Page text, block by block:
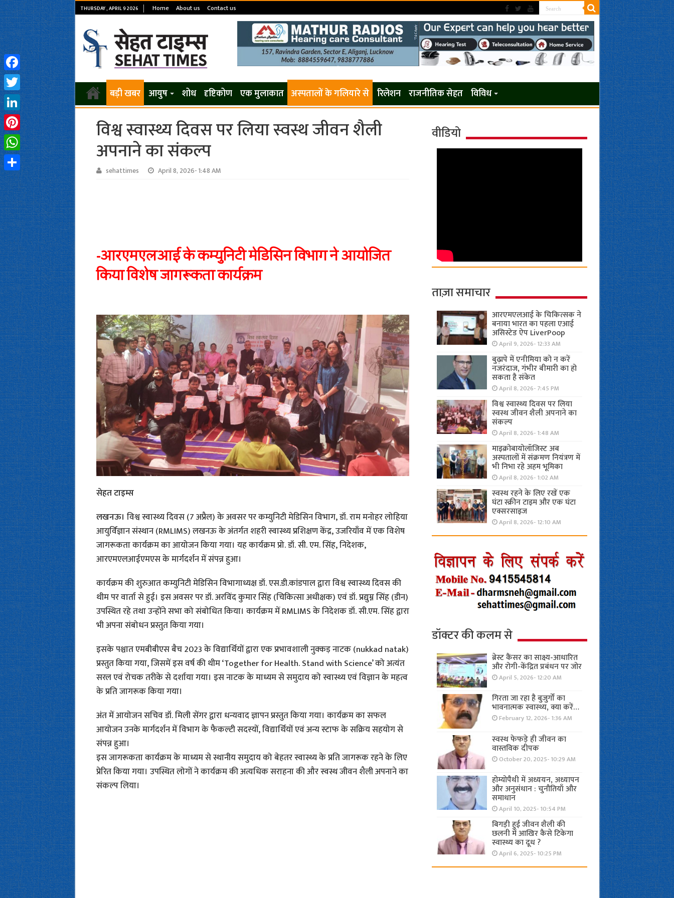
THURSDAY , APRIL 9 2026 Home About us Contact us
बड़ी खबर आयुष शोध दृष्टिकोण एक मुलाकात अस्पतालों के गलियारे से रिलेशन राजनीतिक सेहत विविध
विश्व स्वास्थ्य दिवस पर लिया स्वस्थ जीवन शैली
अपनाने का संकल्प
sehattimes April 8, 2026- 1:48 AM
-आरएमएलआई के कम्युनिटी मेडिसिन विभाग ने आयोजित
किया विशेष जागरूकता कार्यक्रम
सेहत टाइम्स
लखनऊ। विश्व स्वास्थ्य दिवस (7 अप्रैल) के अवसर पर कम्युनिटी मेडिसिन विभाग, डॉ. राम मनोहर लोहिया
आयुर्विज्ञान संस्थान (RMLIMS) लखनऊ के अंतर्गत शहरी स्वास्थ्य प्रशिक्षण केंद्र, उजरियाँव में एक विशेष
जागरूकता कार्यक्रम का आयोजन किया गया। यह कार्यक्रम प्रो. डॉ. सी. एम. सिंह, निदेशक,
आरएमएलआईएमएस के मार्गदर्शन में संपन्न हुआ।
कार्यक्रम की शुरुआत कम्युनिटी मेडिसिन विभागाध्यक्ष डॉ. एस.डी.कांडपाल द्वारा विश्व स्वास्थ्य दिवस की
थीम पर वार्ता से हुई। इस अवसर पर डॉ. अरविंद कुमार सिंह (चिकित्सा अधीक्षक) एवं डॉ. प्रद्युम्न सिंह (डीन)
उपस्थित रहे तथा उन्होंने सभा को संबोधित किया। कार्यक्रम में RMLIMS के निदेशक डॉ. सी.एम. सिंह द्वारा
भी अपना संबोधन प्रस्तुत किया गया।
इसके पश्चात एमबीबीएस बैच 2023 के विद्यार्थियों द्वारा एक प्रभावशाली नुक्कड़ नाटक (nukkad natak)
प्रस्तुत किया गया, जिसमें इस वर्ष की थीम ‘Together for Health. Stand with Science’ को अत्यंत
सरल एवं रोचक तरीके से दर्शाया गया। इस नाटक के माध्यम से समुदाय को स्वास्थ्य एवं विज्ञान के महत्व
के प्रति जागरूक किया गया।
अंत में आयोजन सचिव डॉ. मिली सेंगर द्वारा धन्यवाद ज्ञापन प्रस्तुत किया गया। कार्यक्रम का सफल
आयोजन उनके मार्गदर्शन में विभाग के फैकल्टी सदस्यों, विद्यार्थियों एवं अन्य स्टाफ के सक्रिय सहयोग से
संपन्न हुआ।
इस जागरूकता कार्यक्रम के माध्यम से स्थानीय समुदाय को बेहतर स्वास्थ्य के प्रति जागरूक रहने के लिए
प्रेरित किया गया। उपस्थित लोगों ने कार्यक्रम की अत्यधिक सराहना की और स्वस्थ जीवन शैली अपनाने का
संकल्प लिया।
वीडियो
ताज़ा समाचार
आरएमएलआई के चिकित्सक ने
बनाया भारत का पहला एआई
असिस्टेड ऐप LiverPoop
April 9, 2026- 12:33 AM
बुढ़ापे में एनीमिया को न करें
नजरंदाज, गंभीर बीमारी का हो
सकता है संकेत
April 8, 2026- 7:45 PM
विश्व स्वास्थ्य दिवस पर लिया
स्वस्थ जीवन शैली अपनाने का
संकल्प
April 8, 2026- 1:48 AM
माइक्रोबायोलॉजिस्ट अब
अस्पतालों में संक्रमण नियंत्रण में
भी निभा रहे अहम भूमिका
April 8, 2026- 1:02 AM
स्वस्थ रहने के लिए रखें एक
घंटा स्क्रीन टाइम और एक घंटा
एक्सरसाइज
April 8, 2026- 12:10 AM
डॉक्टर की कलम से
ब्रेस्ट कैंसर का साक्ष्य-आधारित
और रोगी-केंद्रित प्रबंधन पर जोर
April 5, 2026- 12:20 AM
गिरता जा रहा है बुजुर्गों का
भावनात्मक स्वास्थ्य, क्या करें…
February 12, 2026- 1:36 AM
स्वस्थ फेफड़े ही जीवन का
वास्तविक दीपक
October 20, 2025- 10:29 AM
होम्योपैथी में अध्ययन, अध्यापन
और अनुसंधान : चुनौतियाँ और
समाधान
April 10, 2025- 10:54 PM
बिगड़ी हुई जीवन शैली की
छलनी में आखिर कैसे टिकेगा
स्वास्थ्य का दूध ?
April 6, 2025- 10:25 PM
Facebook
Twitter
LinkedIn
Pinterest
WhatsApp
Share